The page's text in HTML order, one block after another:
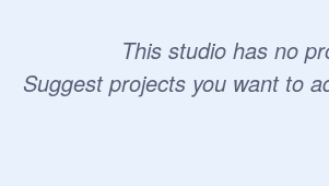
This studio has no
Suggest projects you want to